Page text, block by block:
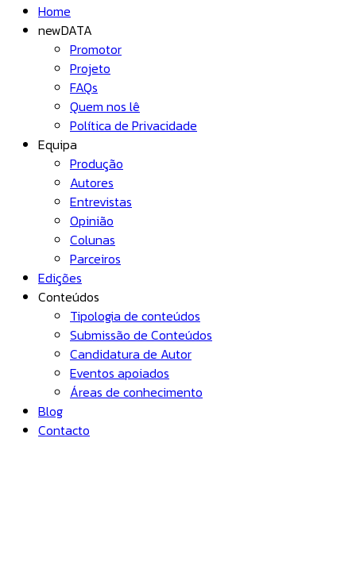
Home
newDATA
Promotor
Projeto
FAQs
Quem nos lê
Política de Privacidade
Equipa
Produção
Autores
Entrevistas
Opinião
Colunas
Parceiros
Edições
Conteúdos
Tipologia de conteúdos
Submissão de Conteúdos
Candidatura de Autor
Eventos apoiados
Áreas de conhecimento
Blog
Contacto